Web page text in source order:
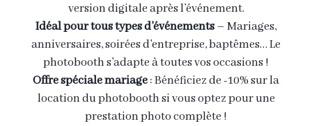
version digitale après l’événement.
Idéal pour tous types d’événements– Mariages,
anniversaires, soirées d’entreprise, baptêmes… Le
photobooth s’adapte à toutes vos occasions !
Offre spéciale mariage: Bénéficiez de -10% sur la
location du photobooth si vous optez pour une
prestation photo complète !